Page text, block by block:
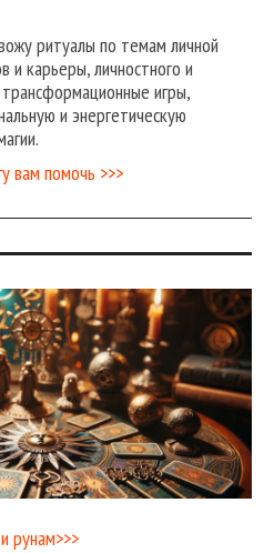
ритуалы по темам личной
и карьеры, личностного и
игры,
и энергетическую
вам помочь >>>
рунам>>>